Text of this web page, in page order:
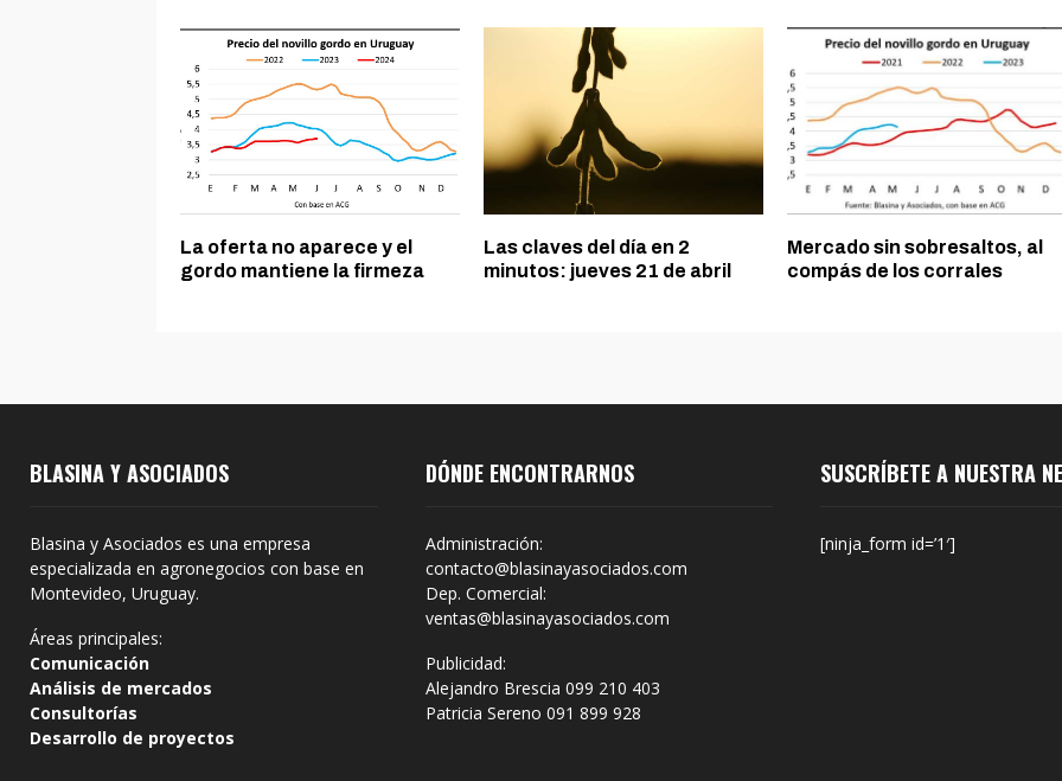
La oferta no aparece y el
gordo mantiene la firmeza
Las claves del día en 2
minutos: jueves 21 de abril
Mercado sin sobresaltos, al
compás de los corrales
BLASINA Y ASOCIADOS
Blasina y Asociados es una empresa
especializada en agronegocios con base en
Montevideo, Uruguay.
Áreas principales:
Comunicación
Análisis de mercados
Consultorías
Desarrollo de proyectos
DÓNDE ENCONTRARNOS
Administración:
contacto@blasinayasociados.com
Dep. Comercial:
ventas@blasinayasociados.com
Publicidad:
Alejandro Brescia 099 210 403
Patricia Sereno 091 899 928
SUSCRÍBETE A NUESTRA
[ninja_form id=’1′]